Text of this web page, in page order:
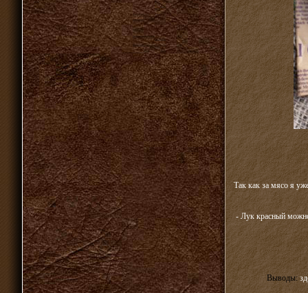
Так как за мясо я
- Лук красный
Выводы: